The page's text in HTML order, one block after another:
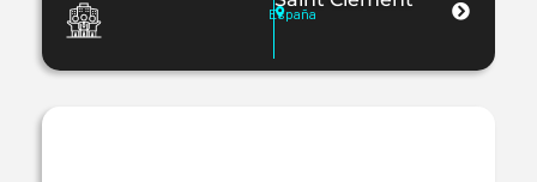
España